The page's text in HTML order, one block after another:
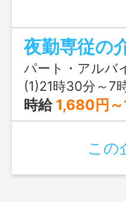
パート・アルバ
(1)21時30分～7
時給 1,680円～
この